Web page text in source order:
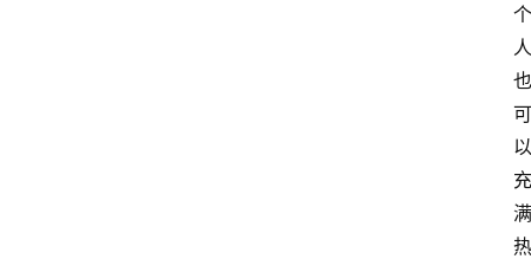
个
人
也
可
以
充
满
热